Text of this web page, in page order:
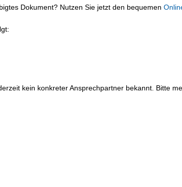
Dokument? Nutzen Sie jetzt den bequemen
kein konkreter Ansprechpartner bekannt. Bitte